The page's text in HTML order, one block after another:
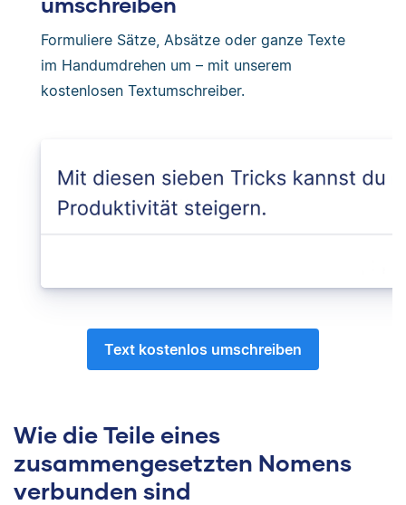
Formuliere Sätze, Absätze oder ganze Texte
im Handumdrehen um – mit unserem
kostenlosen Textumschreiber.
Text kostenlos umschreiben
Wie die Teile eines
zusammengesetzten Nomens
verbunden sind